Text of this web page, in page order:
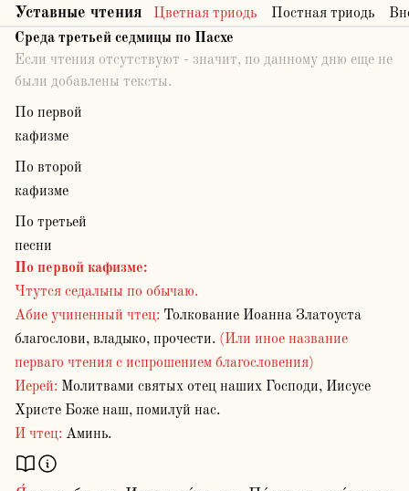
Уставные чтения Цветная триодь Постная триодь
Среда третьей седмицы по Пасхе
Если чтения отсутствуют - значит, по данному дню еще не
были добавлены тексты.
По первой
кафизме
По второй
кафизме
По третьей
песни
По первой кафизме:
Чтутся седальны по обычаю.
Абие учиненный чтец: Толкование Иоанна Златоуста
благослови, владыко, прочести. (Или иное название
перваго чтения с испрошением благословения)
Иерей: Молитвами святых отец наших Господи, Иисусе
Христе Боже наш, помилуй нас.
И чтец: Аминь.